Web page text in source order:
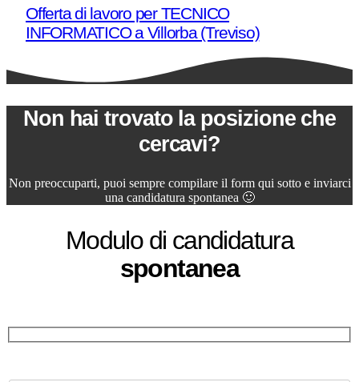
Offerta di lavoro per TECNICO
INFORMATICO a Villorba (Treviso)
Non hai trovato la posizione che
cercavi?
Non preoccuparti, puoi sempre compilare il form qui sotto e inviarci
una candidatura spontanea 🙂
Modulo di candidatura
spontanea